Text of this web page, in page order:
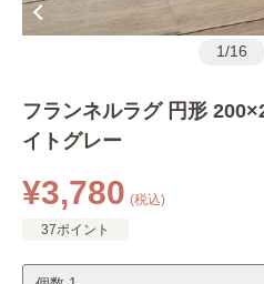
1/16
フランネルラグ 円形
イトグレー
¥3,780 (税込)
37ポイント